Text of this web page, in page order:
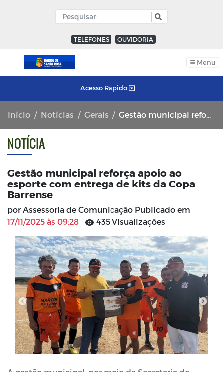
TELEFONES OUVIDORIA
Menu
Acesso Rápido
Início Notícias Gerais Gestão municipal reforça apoio ao esporte com entrega de kits da Copa Barrense
NOTÍCIA
Gestão municipal reforça apoio ao
esporte com entrega de kits da Copa
Barrense
por Assessoria de Comunicação Publicado em
17/11/2025 às 09:28
435 Visualizações